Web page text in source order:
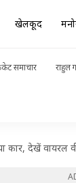
खेलकूद
समाचार राहुल
कार, देखें वायरल